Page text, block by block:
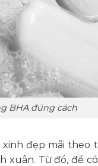
BHA đúng cách
đẹp mãi theo
xuân. Từ đó, để